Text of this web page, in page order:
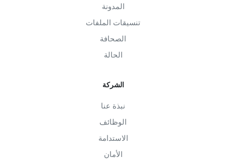
المدونة
تنسيقات الملفات
الصحافة
الحالة
الشركة
نبذة عنا
الوظائف
الاستدامة
الأمان